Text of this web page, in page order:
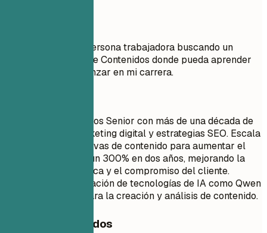
Objetivo: Soy una persona trabajadora buscando un
puesto de Gerente de Contenidos donde pueda aprender
cosas nuevas y avanzar en mi carrera.
Gerente de Contenidos Senior con más de una década de
experiencia en marketing digital y estrategias SEO. Escala
exitosamente iniciativas de contenido para aumentar el
tráfico orgánico en un 300% en dos años, mejorando la
visibilidad de la marca y el compromiso del cliente.
Experta en la integración de tecnologías de IA como Qwen
de Alibaba Cloud para la creación y análisis de contenido.
Consejos rápidos